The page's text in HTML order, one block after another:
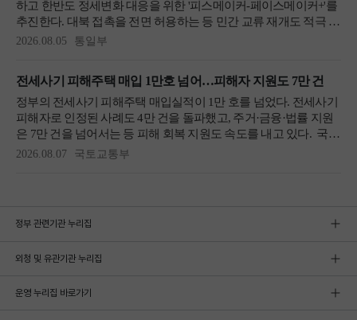
정부 관련기관 누리집
외청 및 유관기관 누리집
운영 누리집 바로가기